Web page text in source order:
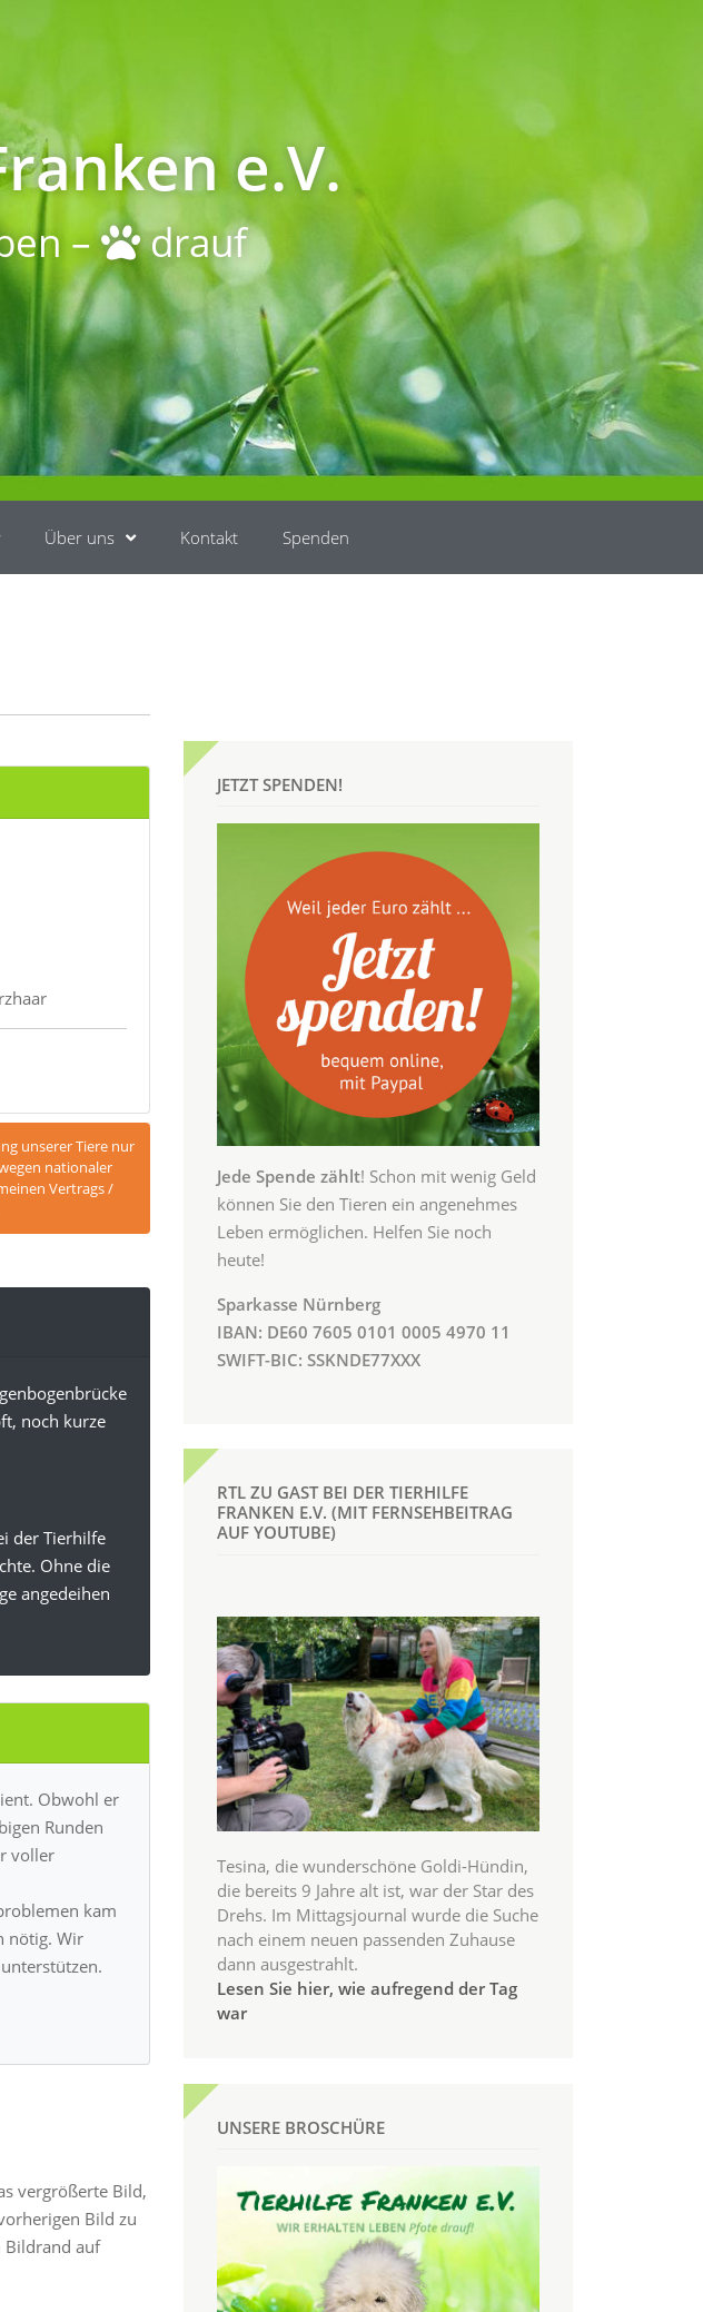
e.V.
– drauf
Über uns Kontakt Spenden
unserer Tiere nur
nationaler
Vertrags /
noch kurze
der Tierhilfe
Ohne die
angedeihen
Obwohl er
Runden
voller
kam
nötig. Wir
vergrößerte Bild,
Bild zu
Bildrand auf
JETZT SPENDEN!
Jede Spende zählt! Schon mit wenig Geld
können Sie den Tieren ein angenehmes
Leben ermöglichen. Helfen Sie noch
heute!
Sparkasse Nürnberg
IBAN: DE60 7605 0101 0005 4970 11
SWIFT-BIC: SSKNDE77XXX
RTL ZU GAST BEI DER TIERHILFE
FRANKEN E.V. (MIT FERNSEHBEITRAG
AUF YOUTUBE)
Tesina, die wunderschöne Goldi-Hündin,
die bereits 9 Jahre alt ist, war der Star des
Drehs. Im Mittagsjournal wurde die Suche
nach einem neuen passenden Zuhause
dann ausgestrahlt.
Lesen Sie hier, wie aufregend der Tag
war
UNSERE BROSCHÜRE